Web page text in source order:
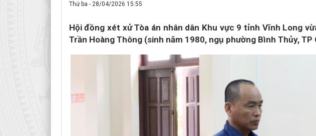
Thứ ba - 28/04/2026 15:55
Hội đồng xét xử Tòa án nhân dân Khu vực 9 tỉnh Vĩnh Long
Trần Hoàng Thông (sinh năm 1980, ngụ phường Bình Thủy,